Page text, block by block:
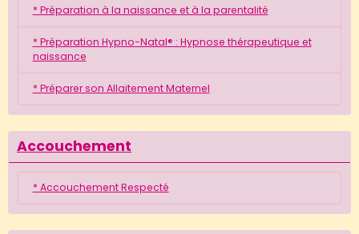
* Préparation à la naissance et à la parentalité
* Préparation Hypno-Natal® : Hypnose thérapeutique et
naissance
* Préparer son Allaitement Maternel
Accouchement
* Accouchement Respecté